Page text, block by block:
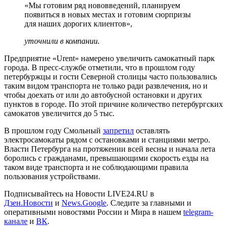
«Мы готовим ряд нововведений, планируем
появиться в новых местах и готовим сюрпризы
для наших дорогих клиентов»,
уточнили в компании.
Предприятие «Urent» намерено увеличить самокатный парк
города. В пресс-службе отметили, что в прошлом году
петербуржцы и гости Северной столицы часто пользовались
таким видом транспорта не только ради развлечения, но и
чтобы доехать от или до автобусной остановки и других
пунктов в городе. По этой причине количество петербургских
самокатов увеличится до 5 тыс.
В прошлом году Смольный запретил оставлять
электросамокаты рядом с остановками и станциями метро.
Власти Петербурга на протяжении всей весны и начала лета
боролись с гражданами, превышающими скорость езды на
таком виде транспорта и не соблюдающими правила
пользования устройствами.
Подписывайтесь на Новости LIVE24.RU в
Дзен.Новости и News.Google. Следите за главными и
оперативными новостями России и Мира в нашем telegram-
канале и ВК.